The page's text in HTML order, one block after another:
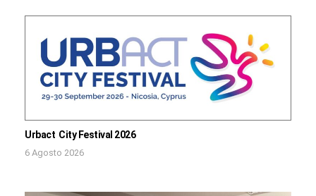
Urbact City Festival 2026
6 Agosto 2026